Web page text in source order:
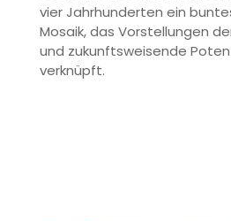
vier Jahrhunderten ein
Mosaik, das Vorstellungen
und zukunftsweisende
verknüpft.